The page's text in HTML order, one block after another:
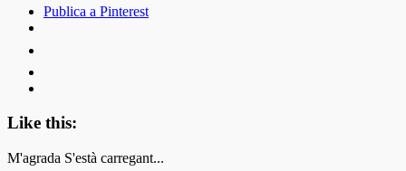
Publica a Pinterest
Like this:
M'agrada S'està carregant...